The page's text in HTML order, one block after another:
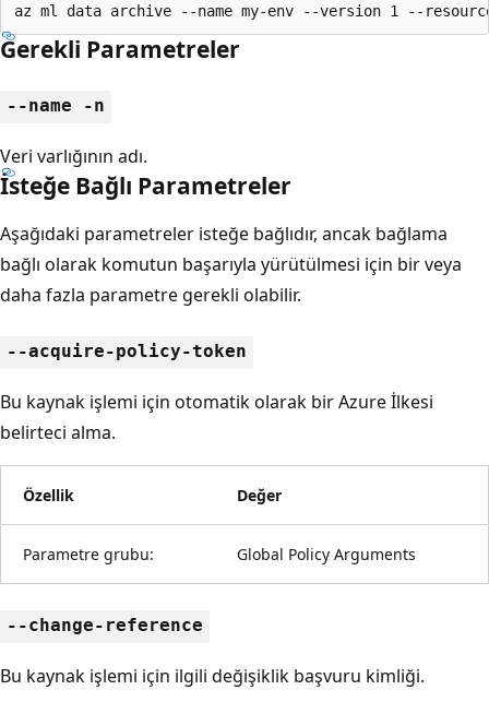
az ml data archive --name my-env --version 1 --
Gerekli Parametreler
--name -n
Veri varlığının adı.
İsteğe Bağlı Parametreler
Aşağıdaki parametreler isteğe bağlıdır, ancak bağlama
bağlı olarak komutun başarıyla yürütülmesi için bir veya
daha fazla parametre gerekli olabilir.
--acquire-policy-token
Bu kaynak işlemi için otomatik olarak bir Azure İlkesi
belirteci alma.
Özellik Değer
Parametre grubu: Global Policy Arguments
--change-reference
Bu kaynak işlemi için ilgili değişiklik başvuru kimliği.